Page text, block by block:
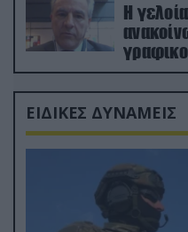
Η
Ρώσους
ΕΙΔΙΚΕΣ ΔΥΝΑΜΕΙΣ